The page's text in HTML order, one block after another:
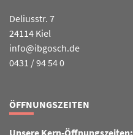
Deliusstr. 7
24114 Kiel
info@ibgosch.de
0431 / 94 54 0
ÖFFNUNGSZEITEN